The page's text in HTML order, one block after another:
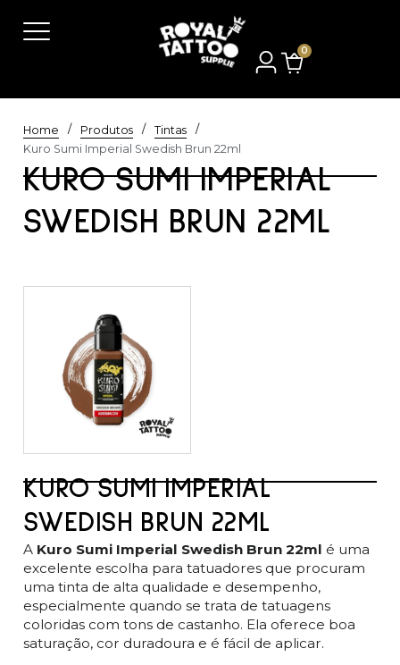
0
Home / Produtos / Tintas
/
Kuro Sumi Imperial Swedish Brun 22ml
KURO SUMI IMPERIAL
SWEDISH BRUN 22ML
KURO SUMI IMPERIAL
SWEDISH BRUN 22ML
A Kuro Sumi Imperial Swedish Brun 22ml é uma
excelente escolha para tatuadores que procuram
uma tinta de alta qualidade e desempenho,
especialmente quando se trata de tatuagens
coloridas com tons de castanho. Ela oferece boa
saturação, cor duradoura e é fácil de aplicar.